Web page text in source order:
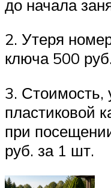
до начала
2. Утеря
ключа 500
3. Стоимость,
пластиковой
при
руб. за 1 шт.